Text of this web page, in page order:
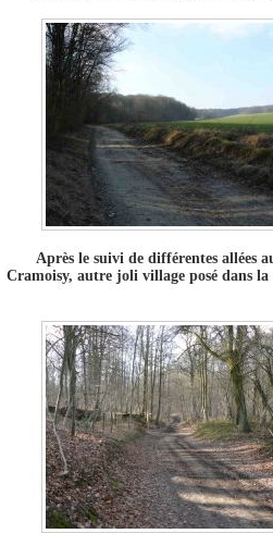
Après le suivi de différentes allées
Cramoisy, autre joli village posé dans la